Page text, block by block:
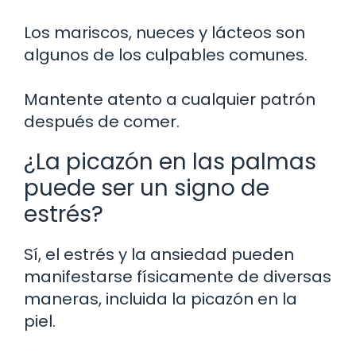
Los mariscos, nueces y lácteos son
algunos de los culpables comunes.
Mantente atento a cualquier patrón
después de comer.
¿La picazón en las palmas
puede ser un signo de
estrés?
Sí, el estrés y la ansiedad pueden
manifestarse físicamente de diversas
maneras, incluida la picazón en la
piel.